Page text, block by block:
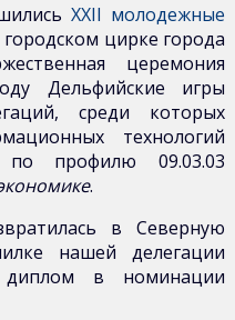
XXII молодежные
городском цирке города
церемония
Дельфийские игры
среди которых
технологий
профилю 09.03.03
.
в Северную
нашей делегации
диплом в номинации